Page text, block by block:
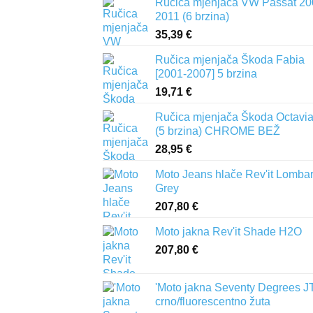
Ručica mjenjača VW Passat
2011 (6 brzina)
35,39 €
Ručica mjenjača Škoda Fabia
[2001-2007] 5 brzina
19,71 €
Ručica mjenjača Škoda Octavia
(5 brzina) CHROME BEŽ
28,95 €
Moto Jeans hlače Rev'it
Grey
207,80 €
Moto jakna Rev'it Shade H2O
207,80 €
'Moto jakna Seventy Degrees
crno/fluorescentno žuta